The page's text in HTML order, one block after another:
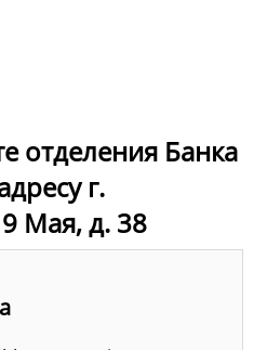
отделения Банка
г.
Мая, д. 38